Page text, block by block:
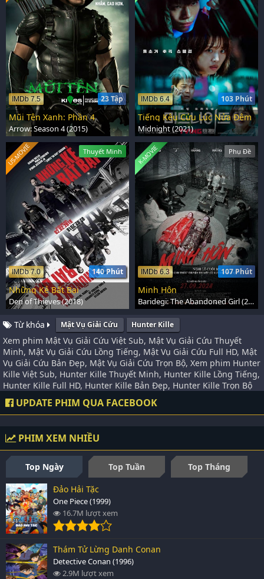
23 Tập
IMDb 7.5
Mũi Tên Xanh: Phần 4
Arrow: Season 4 (2015)
103 Phút
IMDb 6.4
Tiếng Kêu Cứu Lúc Nửa Đêm
Midnight (2021)
Thuyết Minh
140 Phút
IMDb 7.0
US-MOVIE
Những Kẻ Bất Bại
Den of Thieves (2018)
Phụ Đề
107 Phút
IMDb 6.3
K-MOVIE
Minh Hôn
Baridegi: The Abandoned Girl (2024)
Từ khóa Mật Vụ Giải Cứu Hunter Kille
Xem phim Mật Vụ Giải Cứu Việt Sub, Mật Vụ Giải Cứu Thuyết
Minh, Mật Vụ Giải Cứu Lồng Tiếng, Mật Vụ Giải Cứu Full HD, Mật
Vụ Giải Cứu Bản Đẹp, Mật Vụ Giải Cứu Trọn Bộ, Xem phim Hunter
Kille Việt Sub, Hunter Kille Thuyết Minh, Hunter Kille Lồng Tiếng,
Hunter Kille Full HD, Hunter Kille Bản Đẹp, Hunter Kille Trọn Bộ
UPDATE PHIM QUA FACEBOOK
PHIM XEM NHIỀU
Top Ngày Top Tuần
Top Tháng
Đảo Hải Tặc
One Piece (1999)
16.7M lượt xem
Thám Tử Lừng Danh Conan
Detective Conan (1996)
2.9M lượt xem